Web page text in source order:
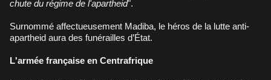
chute du régime de l'apartheid".
Surnommé affectueusement Madiba, le héros de la lutte anti-
apartheid aura des funérailles d’État.
L'armée française en Centrafrique